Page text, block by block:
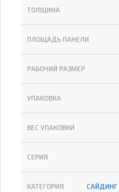
ТОЛЩИНА
ПЛОЩАДЬ ПАНЕЛИ
РАБОЧИЙ РАЗМЕР
УПАКОВКА
ВЕС УПАКОВКИ
СЕРИЯ
КАТЕГОРИЯ САЙДИНГ